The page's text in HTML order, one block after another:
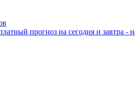
прогноз на сегодня и завтра -